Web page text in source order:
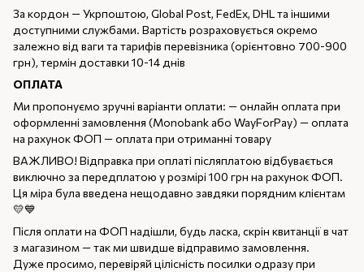
За кордон — Укрпоштою, Global Post, FedEx, DHL та іншими
доступними службами. Вартість розраховується окремо
залежно від ваги та тарифів перевізника (орієнтовно 700-900
грн), термін доставки 10-14 днів
ОПЛАТА
Ми пропонуємо зручні варіанти оплати: — онлайн оплата при
оформленні замовлення (Monobank або WayForPay) — оплата
на рахунок ФОП — оплата при отриманні товару
ВАЖЛИВО! Відправка при оплаті післяплатою відбувається
виключно за передплатою у розмірі 100 грн на рахунок ФОП.
Ця міра була введена нещодавно завдяки порядним клієнтам
💛💙
Після оплати на ФОП надішли, будь ласка, скрін квитанції в чат
з магазином — так ми швидше відправимо замовлення.
Дуже просимо, перевіряй цілісність посилки одразу при